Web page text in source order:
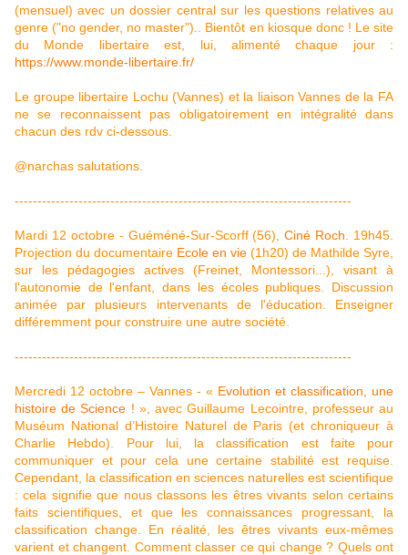
(mensuel) avec un dossier central sur les questions relatives au
genre ("no gender, no master").. Bientôt en kiosque donc ! Le site
du Monde libertaire est, lui, alimenté chaque jour :
https://www.monde-libertaire.fr/
Le groupe libertaire Lochu (Vannes) et la liaison Vannes de la FA
ne se reconnaissent pas obligatoirement en intégralité dans
chacun des rdv ci-dessous.
@narchas salutations.
--------------------------------------------------------------------------
Mardi 12 octobre - Guéméné-Sur-Scorff (56),Ciné Roch . 19h45.
Projection du documentaire Ecole en vie (1h20) de Mathilde Syre,
sur les pédagogies actives (Freinet, Montessori...), visant à
l'autonomie de l'enfant, dans les écoles publiques. Discussion
animée par plusieurs intervenants de l'éducation. Enseigner
différemment pour construire une autre société.
--------------------------------------------------------------------------
Mercredi 12 octobre – Vannes - « Evolution et classification, une
histoire de Science ! », avec Guillaume Lecointre, professeur au
Muséum National d’Histoire Naturel de Paris (et chroniqueur à
Charlie Hebdo). Pour lui, la classification est faite pour
communiquer et pour cela une certaine stabilité est requise.
Cependant, la classification en sciences naturelles est scientifique
: cela signifie que nous classons les êtres vivants selon certains
faits scientifiques, et que les connaissances progressant, la
classification change. En réalité, les êtres vivants eux-mêmes
varient et changent. Comment classer ce qui change ? Quels ont